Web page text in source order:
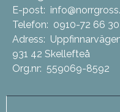
E-post:
Telefon: 0910-72 66 30
Adress:
931 42 Skellefteå
Org.nr: 559069-8592